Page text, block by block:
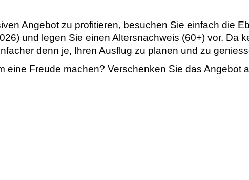
Angebot zu profitieren, besuchen Sie einfach die
und legen Sie einen Altersnachweis (60+) vor. Da
denn je, Ihren Ausflug zu planen und zu
eine Freude machen? Verschenken Sie das Angebot